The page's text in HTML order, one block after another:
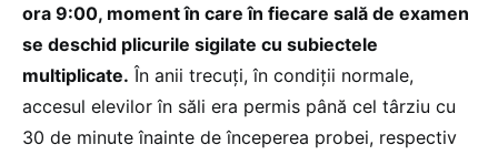
ora 9:00, moment în care în fiecare sală de examen
se deschid plicurile sigilate cu subiectele
multiplicate. În anii trecuți, în condiții normale,
accesul elevilor în săli era permis până cel târziu cu
30 de minute înainte de începerea probei, respectiv